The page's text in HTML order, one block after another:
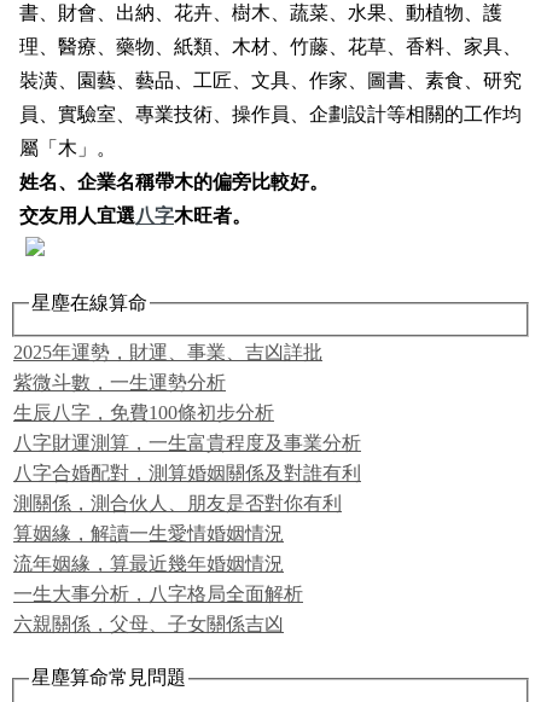
書、財會、出納、花卉、樹木、蔬菜、水果、動植物、護
理、醫療、藥物、紙類、木材、竹藤、花草、香料、家具、
裝潢、園藝、藝品、工匠、文具、作家、圖書、素食、研究
員、實驗室、專業技術、操作員、企劃設計等相關的工作均
屬「木」。
姓名、企業名稱帶木的偏旁比較好。
交友用人宜選八字木旺者。
星塵在線算命
2025年運勢，財運、事業、吉凶詳批
紫微斗數，一生運勢分析
生辰八字，免費100條初步分析
八字財運測算，一生富貴程度及事業分析
八字合婚配對，測算婚姻關係及對誰有利
測關係，測合伙人、朋友是否對你有利
算姻緣，解讀一生愛情婚姻情況
流年姻緣，算最近幾年婚姻情況
一生大事分析，八字格局全面解析
六親關係，父母、子女關係吉凶
星塵算命常見問題